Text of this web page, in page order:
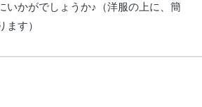
いかがでしょうか♪（洋服の上に、簡
す）